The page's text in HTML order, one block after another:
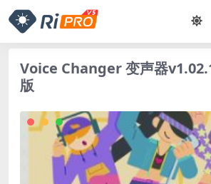
Voice Changer 变声器
版